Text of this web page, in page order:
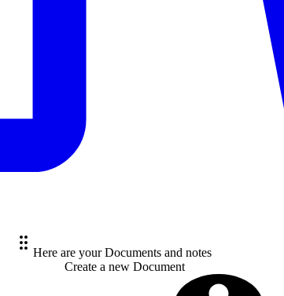
Here are your Documents and notes
Create a new Document